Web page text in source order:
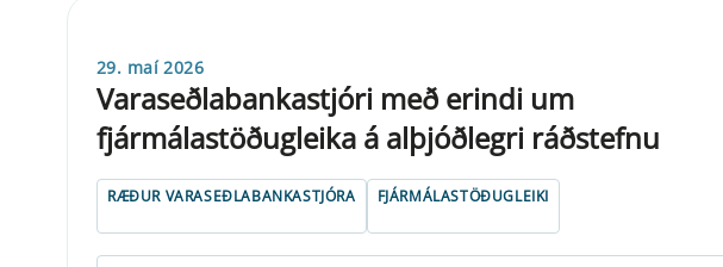
29. maí 2026
Varaseðlabankastjóri með erindi um
fjármálastöðugleika á alþjóðlegri ráðstefnu
RÆÐUR VARASEÐLABANKASTJÓRA FJÁRMÁLASTÖÐUGLEIKI